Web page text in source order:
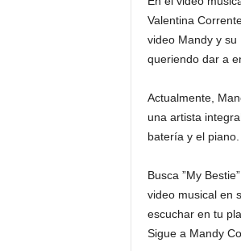
Valentina
video Mandy y su
queriendo dar a
Actualmente,
una artista
batería y el piano.
Busca ”My
video musical en
escuchar en tu
Sigue a Mandy